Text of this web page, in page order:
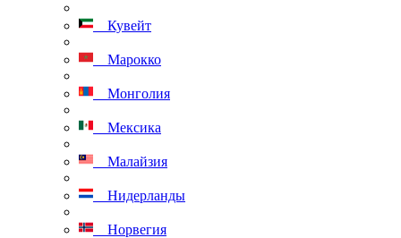
Кувейт
Марокко
Монголия
Мексика
Малайзия
Нидерланды
Норвегия